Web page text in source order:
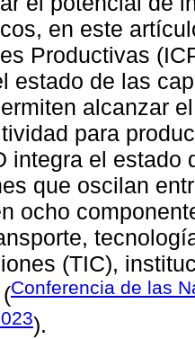
en este
Productivas
estado de las
alcanzar
para
integra el
que oscilan
ocho
(TIC),
Conferencia de las
).